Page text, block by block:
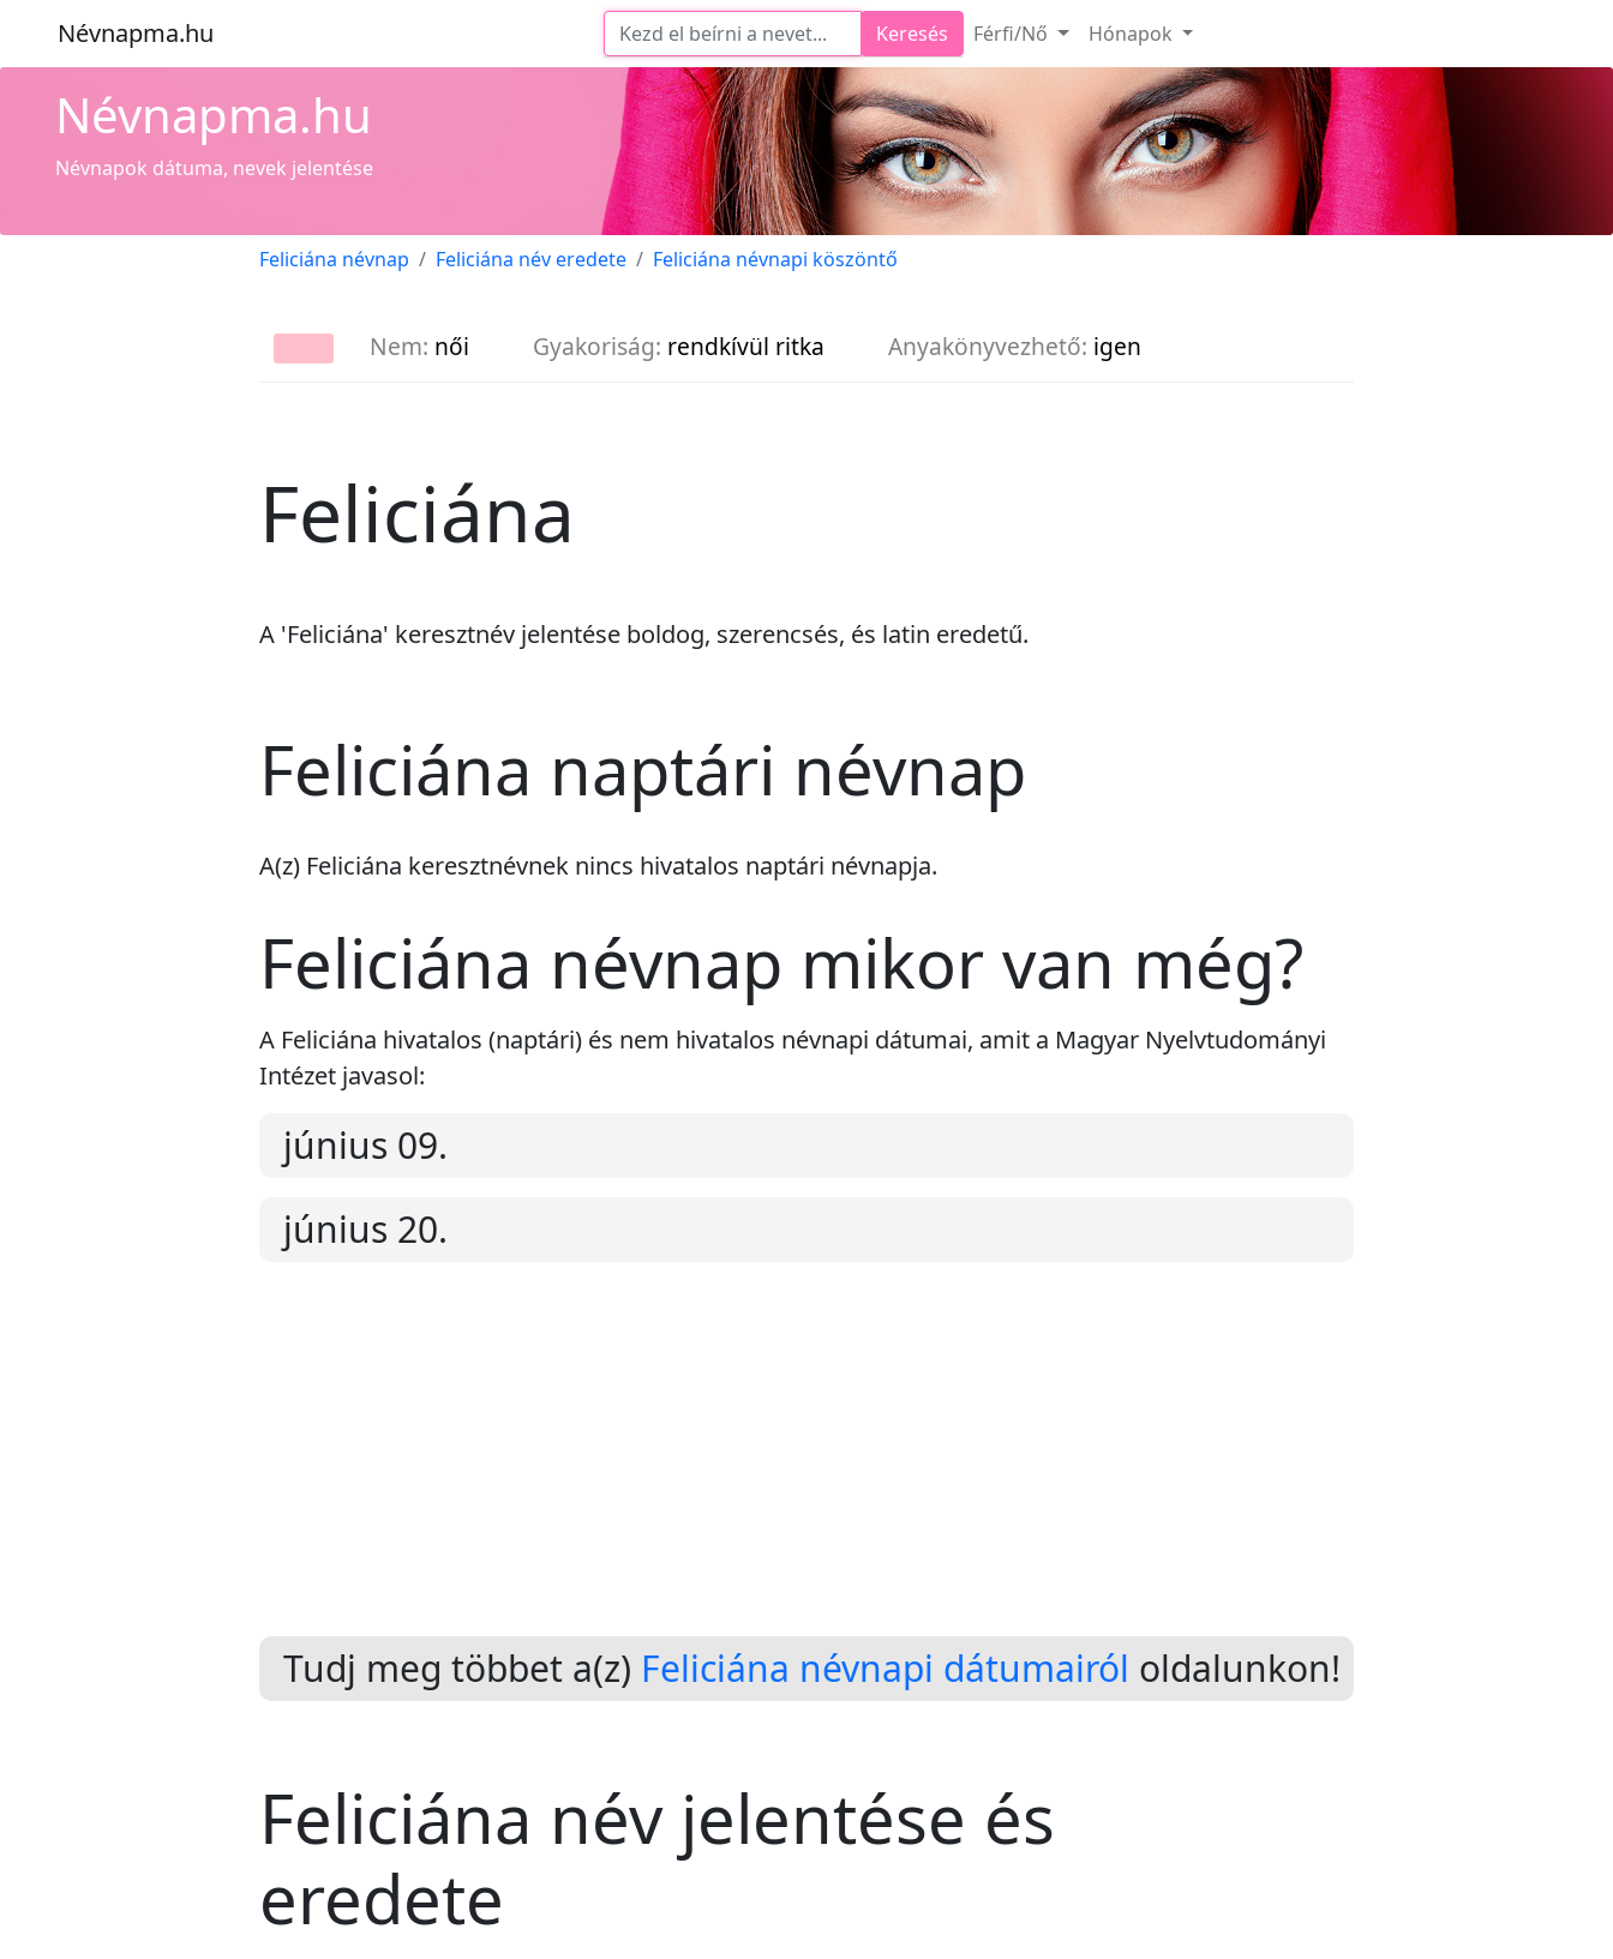
Névnapma.hu Keresés Férfi/Nő Hónapok
Névnapma.hu
Névnapok dátuma, nevek jelentése
Feliciána névnap Feliciána név eredete Feliciána névnapi köszöntő
Nem: női Gyakoriság: rendkívül ritka Anyakönyvezhető: igen
Feliciána
A 'Feliciána' keresztnév jelentése boldog, szerencsés, és latin eredetű.
Feliciána naptári névnap
A(z) Feliciána keresztnévnek nincs hivatalos naptári névnapja.
Feliciána névnap mikor van még?
A Feliciána hivatalos (naptári) és nem hivatalos névnapi dátumai, amit a Magyar Nyelvtudományi
Intézet javasol:
június 09.
június 20.
Tudj meg többet a(z) Feliciána névnapi dátumairól oldalunkon!
Feliciána név jelentése és
eredete